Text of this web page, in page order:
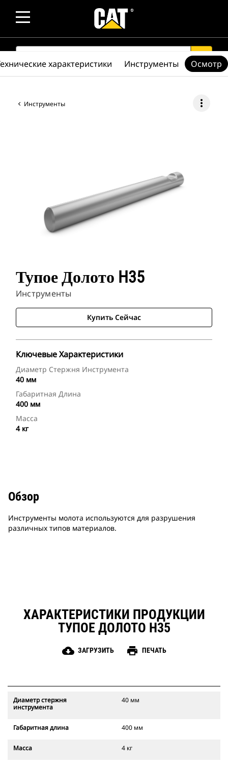
SEARCH search
Инструменты more_vert
Тупое Долото H35
Инструменты
Купить Сейчас
Ключевые Характеристики
Диаметр Стержня Инструмента
40 мм
Габаритная Длина
400 мм
Масса
4 кг
характеристики Инструменты Осмотр
Обзор
Инструменты молота используются для разрушения
различных типов материалов.
ХАРАКТЕРИСТИКИ ПРОДУКЦИИ
ТУПОЕ ДОЛОТО H35
cloud_download ЗАГРУЗИТЬ print ПЕЧАТЬ
Диаметр стержня
инструмента
40 мм
Габаритная длина 400 мм
Масса 4 кг